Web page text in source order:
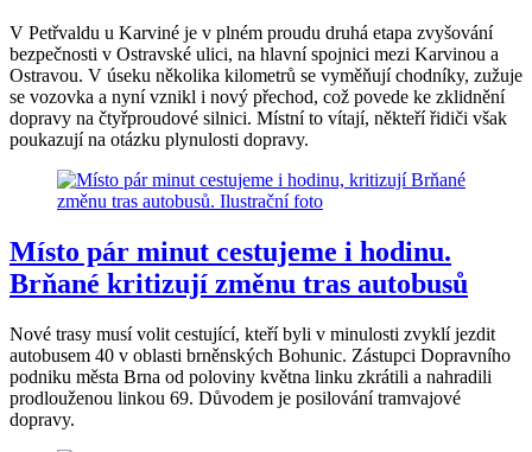
V Petřvaldu u Karviné je v plném proudu druhá etapa zvyšování
bezpečnosti v Ostravské ulici, na hlavní spojnici mezi Karvinou a
Ostravou. V úseku několika kilometrů se vyměňují chodníky, zužuje
se vozovka a nyní vznikl i nový přechod, což povede ke zklidnění
dopravy na čtyřproudové silnici. Místní to vítají, někteří řidiči však
poukazují na otázku plynulosti dopravy.
Místo pár minut cestujeme i hodinu.
Brňané kritizují změnu tras autobusů
Nové trasy musí volit cestující, kteří byli v minulosti zvyklí jezdit
autobusem 40 v oblasti brněnských Bohunic. Zástupci Dopravního
podniku města Brna od poloviny května linku zkrátili a nahradili
prodlouženou linkou 69. Důvodem je posilování tramvajové
dopravy.